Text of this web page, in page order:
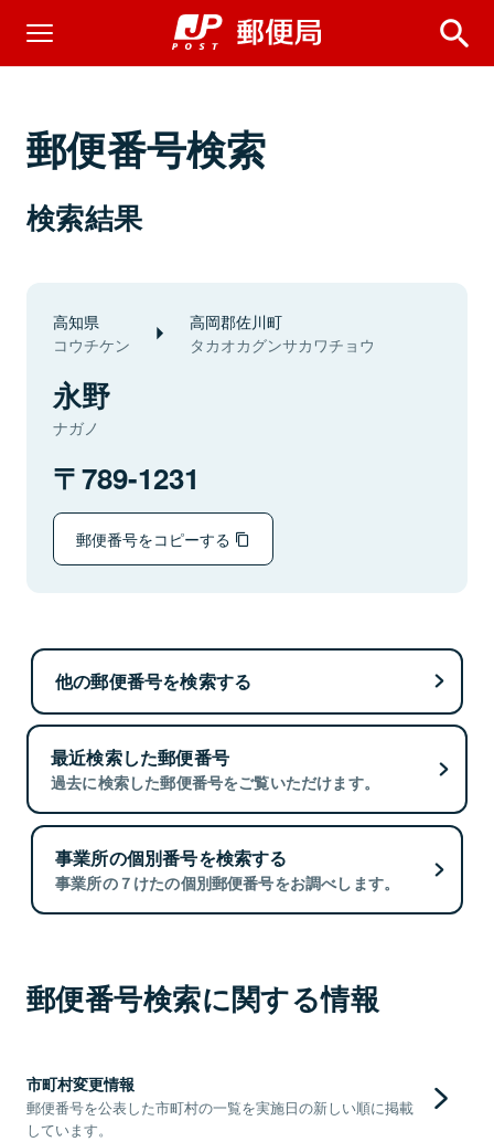
郵便番号検索
検索結果
高知県
コウチケン
高岡郡佐川町
タカオカグンサカワチョウ
永野
ナガノ
789-1231
郵便番号をコピーする
他の郵便番号を検索する
最近検索した郵便番号
過去に検索した郵便番号をご覧いただけます。
事業所の個別番号を検索する
事業所の７けたの個別郵便番号をお調べします。
郵便番号検索に関する情報
市町村変更情報
郵便番号を公表した市町村の一覧を実施日の新しい順に掲載
しています。